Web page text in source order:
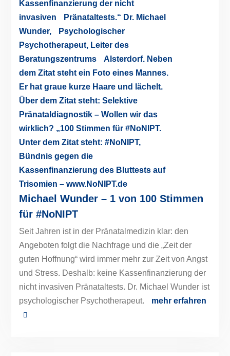
Michael Wunder – 1 von 100 Stimmen
für #NoNIPT
Seit Jahren ist in der Pränatalmedizin klar: den
Angeboten folgt die Nachfrage und die „Zeit der
guten Hoffnung“ wird immer mehr zur Zeit von Angst
und Stress. Deshalb: keine Kassenfinanzierung der
nicht invasiven Pränataltests. Dr. Michael Wunder ist
psychologischer Psychotherapeut.
mehr erfahren